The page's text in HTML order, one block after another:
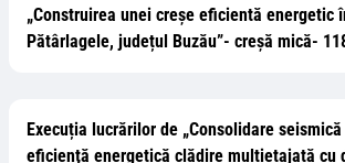
„Construirea unei creșe eficientă energetic
Pătârlagele, județul Buzău”- creșă mică-
Execuția lucrărilor de „Consolidare
eficienţă energetică clădire multietajată cu